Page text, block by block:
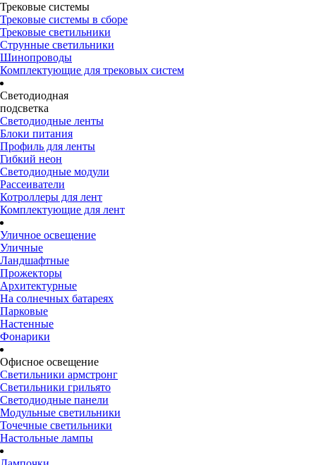
Трековые системы
Трековые системы в сборе
Трековые светильники
Струнные светильники
Шинопроводы
Комплектующие для трековых систем
Светодиодная
подсветка
Светодиодные ленты
Блоки питания
Профиль для ленты
Гибкий неон
Светодиодные модули
Рассеиватели
Котроллеры для лент
Комплектующие для лент
Уличное освещение
Уличные
Ландшафтные
Прожекторы
Архитектурные
На солнечных батареях
Парковые
Настенные
Фонарики
Офисное освещение
Светильники армстронг
Светильники грильято
Светодиодные панели
Модульные светильники
Точечные светильники
Настольные лампы